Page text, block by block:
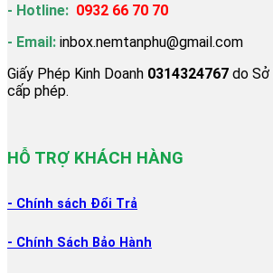
- Hotline: 0932 66 70 70
- Email: inbox.nemtanphu@gmail.com
Giấy Phép Kinh Doanh 0314324767 do Sở
cấp phép.
HỖ TRỢ KHÁCH HÀNG
- Chính sách Đổi Trả
- Chính Sách Bảo Hành